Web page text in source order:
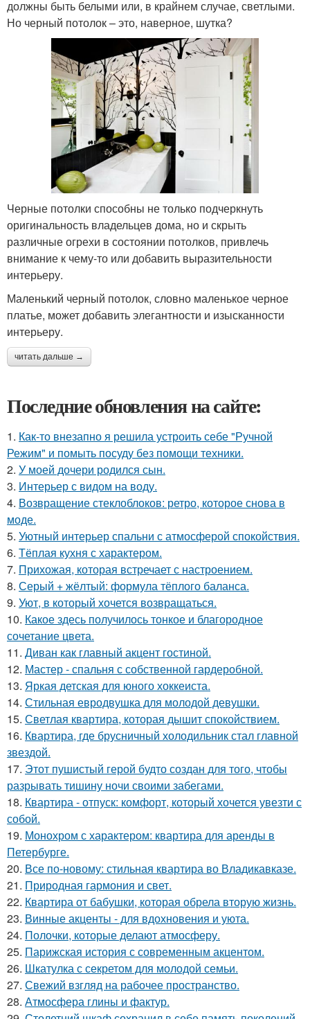
должны быть белыми или, в крайнем случае, светлыми.
Но черный потолок – это, наверное, шутка?
Черные потолки способны не только подчеркнуть
оригинальность владельцев дома, но и скрыть
различные огрехи в состоянии потолков, привлечь
внимание к чему-то или добавить выразительности
интерьеру.
Маленький черный потолок, словно маленькое черное
платье, может добавить элегантности и изысканности
интерьеру.
читать дальше →
Последние обновления на сайте:
1. Как-то внезапно я решила устроить себе "Ручной
Режим" и помыть посуду без помощи техники.
2. У моей дочери родился сын.
3. Интерьер с видом на воду.
4. Возвращение стеклоблоков: ретро, которое снова в
моде.
5. Уютный интерьер спальни с атмосферой спокойствия.
6. Тёплая кухня с характером.
7. Прихожая, которая встречает с настроением.
8. Серый + жёлтый: формула тёплого баланса.
9. Уют, в который хочется возвращаться.
10. Какое здесь получилось тонкое и благородное
сочетание цвета.
11. Диван как главный акцент гостиной.
12. Мастер - спальня с собственной гардеробной.
13. Яркая детская для юного хоккеиста.
14. Стильная евродвушка для молодой девушки.
15. Светлая квартира, которая дышит спокойствием.
16. Квартира, где брусничный холодильник стал главной
звездой.
17. Этот пушистый герой будто создан для того, чтобы
разрывать тишину ночи своими забегами.
18. Квартира - отпуск: комфорт, который хочется увезти с
собой.
19. Монохром с характером: квартира для аренды в
Петербурге.
20. Все по-новому: стильная квартира во Владикавказе.
21. Природная гармония и свет.
22. Квартира от бабушки, которая обрела вторую жизнь.
23. Винные акценты - для вдохновения и уюта.
24. Полочки, которые делают атмосферу.
25. Парижская история с современным акцентом.
26. Шкатулка с секретом для молодой семьи.
27. Свежий взгляд на рабочее пространство.
28. Атмосфера глины и фактур.